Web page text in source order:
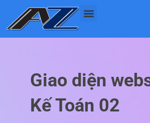
nội
Giao diện
Kế Toán 02